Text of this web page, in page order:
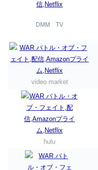
DMM TV
video market
hulu